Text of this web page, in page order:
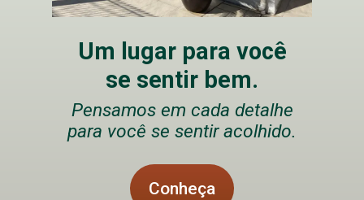
Um lugar para você
se sentir bem.
Pensamos em cada detalhe
para você se sentir acolhido.
Conheça